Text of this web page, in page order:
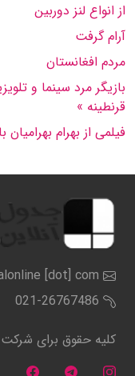
از انواع لنز دوربین
آرام گرفت
مردم افغانستان
بازیگر مرد سینما و
قرنطینه »
فیلمی از بهرام
[dot] com
021-26767486
کلیه حقوق برای